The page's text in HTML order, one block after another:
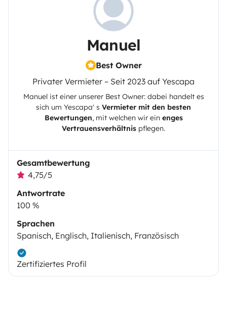
Manuel
Best Owner
Privater Vermieter – Seit 2023 auf Yescapa
Manuelist einer unserer Best Owner: dabei handelt es
sich um Yescapa' s Vermieter mit den besten
Bewertungen, mit welchen wir ein enges
Vertrauensverhältnis pflegen.
Gesamtbewertung
4,75/5
Antwortrate
100 %
Sprachen
Spanisch, Englisch, Italienisch, Französisch
Zertifiziertes Profil